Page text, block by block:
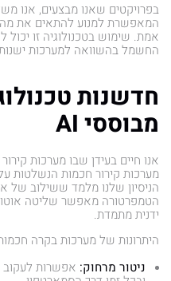
המאפשרת למנוע להתאים את
החשמל בהשוואה למערכות
חדשנות
מבוססי AI
אנו חיים בעידן שבו מערכות
מערכות קירור חכמות הנשלטות
הניסיון שלנו מלמד ששילוב של
הטמפרטורה מאפשר שליטה
ידנית מתמדת.
היתרונות של מערכות בקרה
ניטור מרחוק: אפשרות